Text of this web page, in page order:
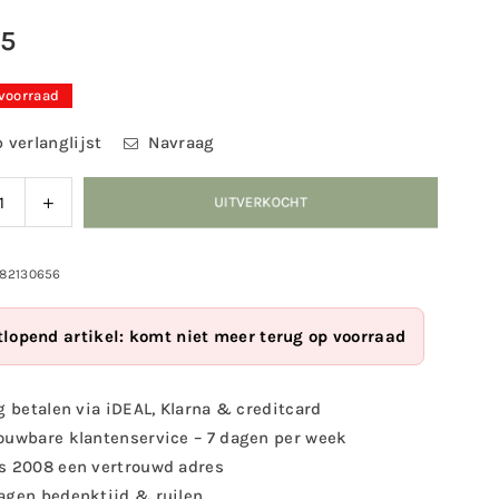
verlanglijst Navraag
Verhoog
de
voor
-
UITVERKOCHT
artikel: komt niet meer terug op voorraad
betalen via iDEAL, Klarna & creditcard
klantenservice – 7 dagen per week
2008 een vertrouwd adres